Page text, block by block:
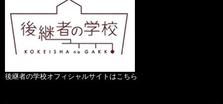
後継者の学校オフィシャルサイトはこちら